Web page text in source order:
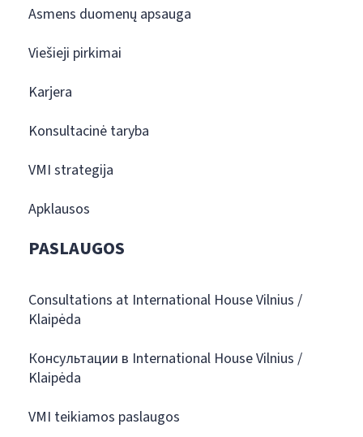
Asmens duomenų apsauga
Viešieji pirkimai
Karjera
Konsultacinė taryba
VMI strategija
Apklausos
PASLAUGOS
Consultations at International House Vilnius /
Klaipėda
Консультации в International House Vilnius /
Klaipėda
VMI teikiamos paslaugos